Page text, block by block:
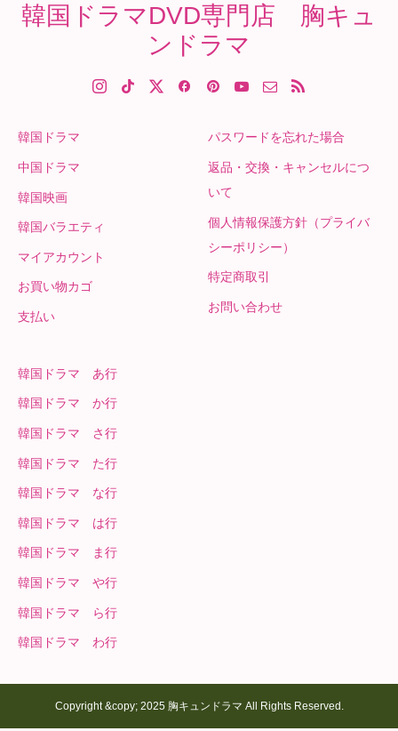
韓国ドラマDVD専門店 胸キュ
ンドラマ
韓国ドラマ
中国ドラマ
韓国映画
韓国バラエティ
マイアカウント
お買い物カゴ
支払い
パスワードを忘れた場合
返品・交換・キャンセルにつ
いて
個人情報保護方針（プライバ
シーポリシー）
特定商取引
お問い合わせ
韓国ドラマ あ行
韓国ドラマ か行
韓国ドラマ さ行
韓国ドラマ た行
韓国ドラマ な行
韓国ドラマ は行
韓国ドラマ ま行
韓国ドラマ や行
韓国ドラマ ら行
韓国ドラマ わ行
Copyright &copy; 2025 胸キュンドラマ All Rights Reserved.